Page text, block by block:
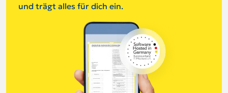
und trägt alles für dich ein.